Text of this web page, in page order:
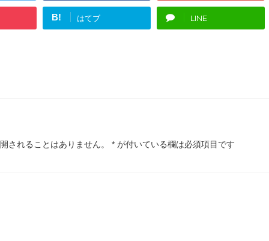
B! はてブ LINE
されることはありません。 * が付いている欄は必須項目です